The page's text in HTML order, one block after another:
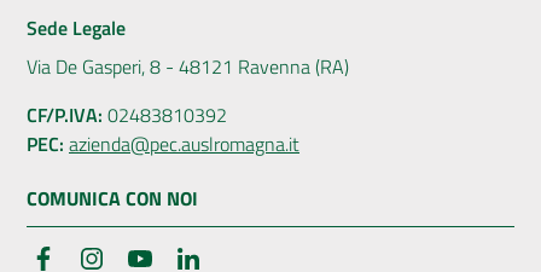
Sede Legale
Via De Gasperi, 8 - 48121 Ravenna (RA)
CF/P.IVA: 02483810392
PEC: azienda@pec.auslromagna.it
COMUNICA CON NOI
FacebookInstagramYouTube